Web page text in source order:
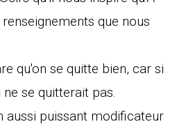
que nous
qu'on se quitte bien, car si
se quitterait pas.
aussi puissant modificateur